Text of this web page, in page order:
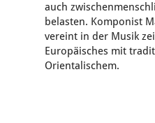
auch
belasten. Komponist
vereint in der Musik
Europäisches mit
Orientalischem.